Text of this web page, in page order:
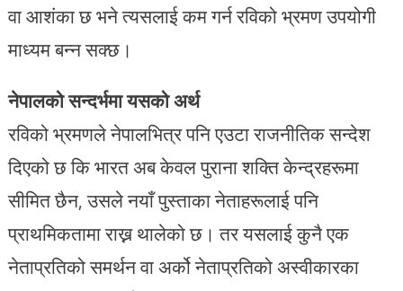
वा आशंका छ भने त्यसलाई कम गर्न रविको भ्रमण उपयोगी
माध्यम बन्न सक्छ।
नेपालको सन्दर्भमा यसको अर्थ
रविको भ्रमणले नेपालभित्र पनि एउटा राजनीतिक सन्देश
दिएको छ कि भारत अब केवल पुराना शक्ति केन्द्रहरूमा
सीमित छैन, उसले नयाँ पुस्ताका नेताहरूलाई पनि
प्राथमिकतामा राख्न थालेको छ। तर यसलाई कुनै एक
नेताप्रतिको समर्थन वा अर्को नेताप्रतिको अस्वीकारका